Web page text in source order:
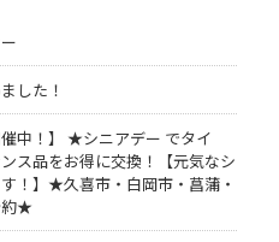
した！
中！】 ★シニアデー でタイ
ス品をお得に交換！【元気なシ
！】★久喜市・白岡市・菖蒲・
約★